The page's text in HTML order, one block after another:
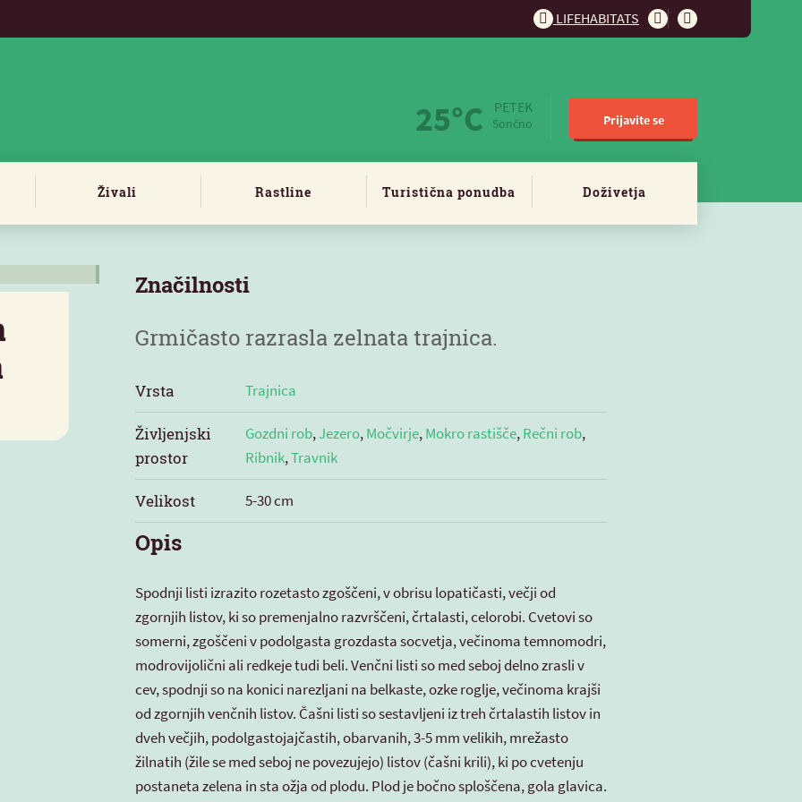
LIFEHABITATS
25°C PETEK
Sončno Prijavite se
Živali Rastline Turistična ponudba Doživetja
Značilnosti
Grmičasto razrasla zelnata trajnica.
Vrsta Trajnica
Življenjski
prostor
Gozdni rob,Jezero,Močvirje,Mokro rastišče,Rečni rob,
Ribnik,Travnik
Velikost 5-30 cm
Opis
Spodnji listi izrazito rozetasto zgoščeni, v obrisu lopatičasti, večji od
zgornjih listov, ki so premenjalno razvrščeni, črtalasti, celorobi. Cvetovi so
somerni, zgoščeni v podolgasta grozdasta socvetja, večinoma temnomodri,
modrovijolični ali redkeje tudi beli. Venčni listi so med seboj delno zrasli v
cev, spodnji so na konici narezljani na belkaste, ozke roglje, večinoma krajši
od zgornjih venčnih listov. Čašni listi so sestavljeni iz treh črtalastih listov in
dveh večjih, podolgastojajčastih, obarvanih, 3-5 mm velikih, mrežasto
žilnatih (žile se med seboj ne povezujejo) listov (čašni krili), ki po cvetenju
postaneta zelena in sta ožja od plodu. Plod je bočno sploščena, gola glavica.